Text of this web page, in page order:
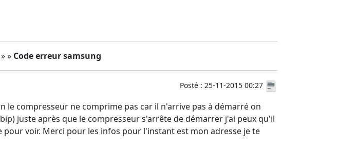
» Code erreur samsung
Posté : 25-11-2015 00:27
le compresseur ne comprime pas car il n'arrive pas à démarré on
juste après que le compresseur s'arrête de démarrer j'ai peux qu'il
voir. Merci pour les infos pour l'instant est mon adresse je te